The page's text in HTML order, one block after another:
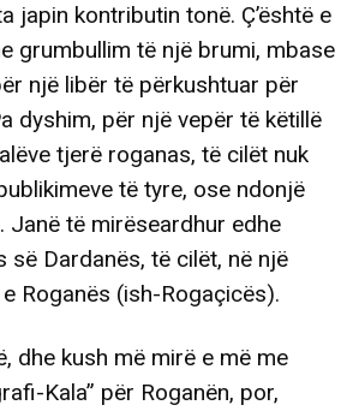
japin kontributin tonë. Ç’është e
grumbullim të një brumi, mbase
një libër të përkushtuar për
dyshim, për një vepër të këtillë
tjerë roganas, të cilët nuk
të tyre, ose ndonjë
të mirëseardhur edhe
Dardanës, të cilët, në një
Roganës (ish-Rogaçicës).
dhe kush më mirë e më me
Kala” për Roganën, por,